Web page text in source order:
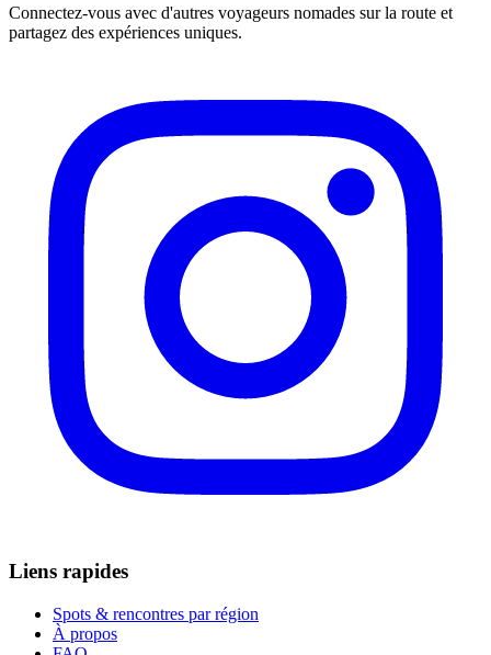
Connectez-vous avec d'autres voyageurs nomades sur la route et
partagez des expériences uniques.
Liens rapides
Spots & rencontres par région
À propos